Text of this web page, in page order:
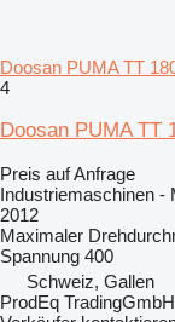
Doosan PUMA TT
4
Doosan PUMA TT
Preis auf Anfrage
Industriemaschinen -
2012
Maximaler
Spannung 400
Schweiz, Gallen
ProdEq TradingGmbH